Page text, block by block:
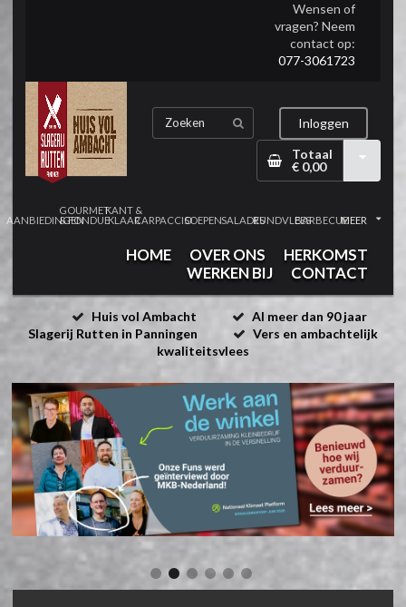
Wensen of
vragen? Neem
contact op:
077-3061723
Inloggen
Totaal
€ 0,00
AANBIEDINGEN
GOURMET
& FONDUE
KANT &
KLAARCARPACCIOSOEPENSALADESRUNDVLEESBARBECUEMEER
HOME OVER ONS
HERKOMST
WERKEN BIJ
CONTACT
Huis vol Ambacht
Al meer dan 90 jaar
Slagerij Rutten in Panningen
Vers en ambachtelijk
kwaliteitsvlees